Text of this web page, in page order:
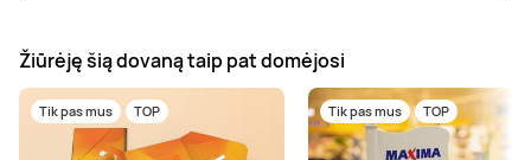
Žiūrėję šią dovaną taip pat domėjosi
Tik pas mus TOP Tik pas mus TOP